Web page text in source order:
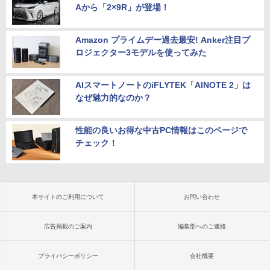
Aから「2×9R」が登場！
Amazon プライムデー過去最安! Anker注目プ
ロジェクター3モデルを使ってみた
AIスマートノートのiFLYTEK「AINOTE 2」は
なぜ魅力的なのか？
性能の良いお得な中古PC情報はこのページで
チェック！
本サイトのご利用について お問い合わせ
広告掲載のご案内 編集部へのご連絡
プライバシーポリシー 会社概要